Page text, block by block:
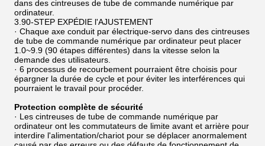
dans des cintreuses de tube de commande numérique par
ordinateur.
3.90-STEP EXPÉDIE l'AJUSTEMENT
· Chaque axe conduit par électrique-servo dans des cintreuses
de tube de commande numérique par ordinateur peut placer
1.0~9.9 (90 étapes différentes) dans la vitesse selon la
demande des utilisateurs.
· 6 processus de recourbement pourraient être choisis pour
épargner la durée de cycle et pour éviter les interférences qui
pourraient le travail pour procéder.
Protection complète de sécurité
· Les cintreuses de tube de commande numérique par
ordinateur ont les commutateurs de limite avant et arrière pour
interdire l'alimentation/chariot pour se déplacer anormalement